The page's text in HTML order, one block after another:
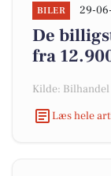
BILER 29-
De
fra
Kilde: Bilhandel
Læs hele